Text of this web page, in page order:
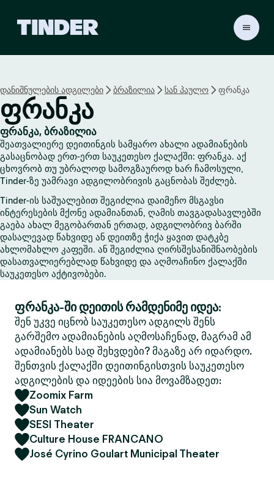
r
e
დანიშნულების ადგილები ბრაზილია სან პაულო ფრანკა
ფრანკა
ფრანკა, ბრაზილია
შეათვალიერე დეითინგის სამყარო ახალი ადამიანების
გასაცნობად ერთ-ერთ საუკეთესო ქალაქში: ფრანკა. აქ
ცხოვრობ თუ უბრალოდ სამოგზაუროდ ხარ ჩამოსული,
Tinder-ზე უამრავი ადგილობრივის გაცნობას შეძლებ.
Tinder-ის საშუალებით შეგიძლია დაიმეჩო მსგავსი
ინტერესების მქონე ადამიანთან, ღამის თავგადასავლებში
გაება ახალ მეგობართან ერთად, ადგილობრივ ბარში
დასალევად წახვიდე ან დეითზე ჭიქა ყავით დატკბე
ახლომახლო კაფეში. ან შეგიძლია ღირსშესანიშნაობების
დასათვალიერებლად წახვიდე და აღმოაჩინო ქალაქში
საუკეთესო აქტივობები.
ფრანკა-ში დეითის რამდენიმე იდეა:
შენ უკვე იცნობ საუკეთესო ადგილს შენს
გარშემო ადამიანების აღმოსაჩენად, მაგრამ ამ
ადამიანებს სად შეხვდები? მაგაზე არ იდარდო.
შენთვის ქალაქში დეითინგისთვის საუკეთესო
ადგილების და იდეების სია მოვამზადეთ:
Zoomix Farm
Sun Watch
SESI Theater
Culture House FRANCANO
José Cyrino Goulart Municipal Theater